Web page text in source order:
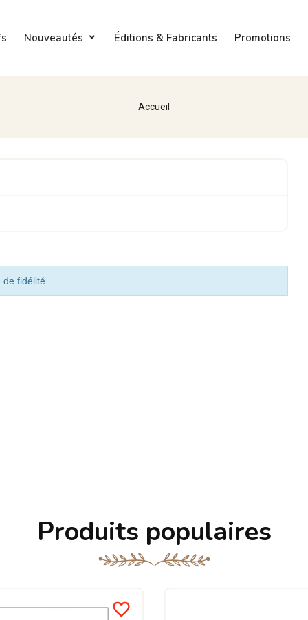
Nouveautés Éditions & Fabricants Promotions
Accueil
fidélité.
Produits populaires
favorite_border